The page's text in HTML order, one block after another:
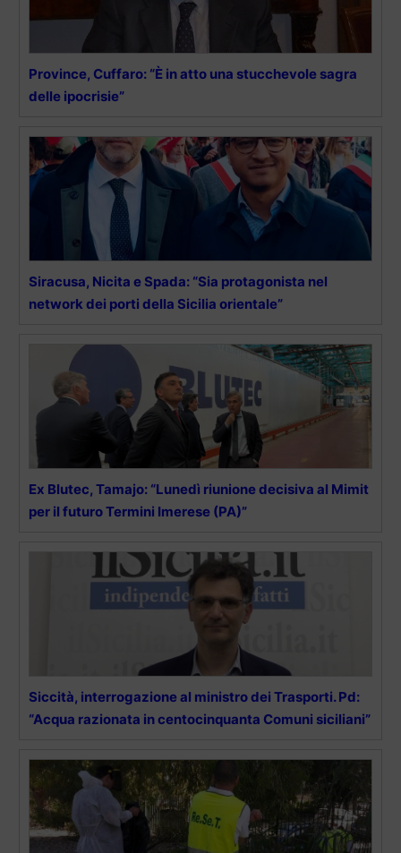
Province, Cuffaro: “È in atto una stucchevole sagra
delle ipocrisie”
Siracusa, Nicita e Spada: “Sia protagonista nel
network dei porti della Sicilia orientale”
Ex Blutec, Tamajo: “Lunedì riunione decisiva al Mimit
per il futuro Termini Imerese (PA)”
Siccità, interrogazione al ministro dei Trasporti. Pd:
“Acqua razionata in centocinquanta Comuni siciliani”